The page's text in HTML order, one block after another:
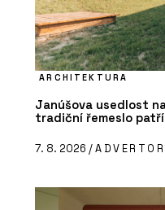
ARCHITEKTURA
Janúšova usedlost
tradiční řemeslo
7. 8. 2026 /